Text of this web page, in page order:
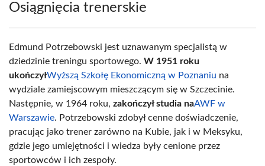
Osiągnięcia trenerskie
Edmund Potrzebowski jest uznawanym specjalistą w
dziedzinie treningu sportowego. W 1951 roku
ukończyłWyższą Szkołę Ekonomiczną w Poznaniu na
wydziale zamiejscowym mieszczącym się w Szczecinie.
Następnie, w 1964 roku, zakończył studia naAWF w
Warszawie. Potrzebowski zdobył cenne doświadczenie,
pracując jako trener zarówno na Kubie, jak i w Meksyku,
gdzie jego umiejętności i wiedza były cenione przez
sportowców i ich zespoły.